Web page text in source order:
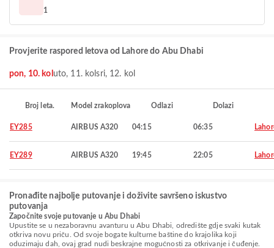
1
Provjerite raspored letova od Lahore do Abu Dhabi
pon, 10. kol uto, 11. kolsri, 12. kol
Broj leta. Model zrakoplova Odlazi Dolazi
EY285 AIRBUS A320 04:15 06:35
EY289 AIRBUS A320 19:45 22:05
Pronađite najbolje putovanje i doživite savršeno iskustvo
putovanja
Započnite svoje putovanje u Abu Dhabi
Upustite se u nezaboravnu avanturu u Abu Dhabi, odredište gdje svaki kutak
otkriva novu priču. Od svoje bogate kulturne baštine do krajolika koji
oduzimaju dah, ovaj grad nudi beskrajne mogućnosti za otkrivanje i čuđenje.